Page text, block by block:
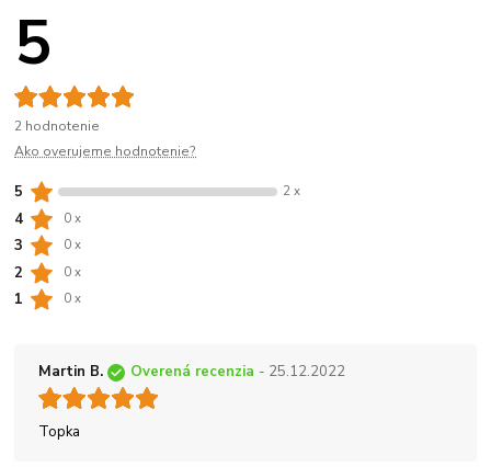
5
2 hodnotenie
Ako overujeme hodnotenie?
5 2 x
4 0 x
3 0 x
2 0 x
1 0 x
Martin B. Overená recenzia - 25.12.2022
Topka